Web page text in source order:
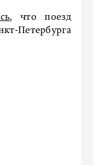
, что поезд